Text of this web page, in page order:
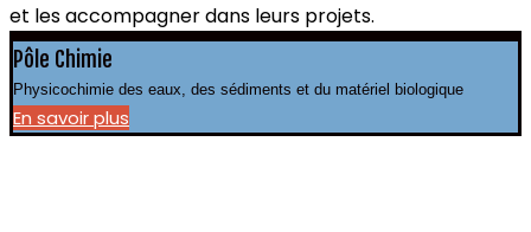
et les accompagner dans leurs projets.
Pôle Chimie
Physicochimie des eaux, des sédiments et du matériel biologique
En savoir plus